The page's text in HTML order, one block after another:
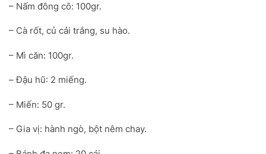
– Nấm đông cô: 100gr.
– Cà rốt, củ cải trắng, su hào.
– Mì căn: 100gr.
– Đậu hũ: 2 miếng.
– Miến: 50 gr.
– Gia vị: hành ngò, bột nêm chay.